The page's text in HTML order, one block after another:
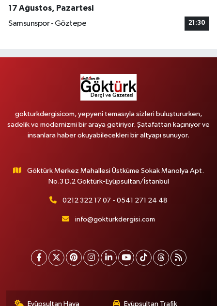
17 Ağustos, Pazartesi
Samsunspor - Göztepe
21:30
gokturkdergisicom, yepyeni temasıyla sizleri buluştururken,
sadelik ve modernizmi bir araya getiriyor. Şatafattan kaçınıyor ve
insanlara haber okuyabilecekleri bir altyapı sunuyor.
Göktürk Merkez Mahallesi Üstküme Sokak Manolya Apt.
No.3 D.2 Göktürk-Eyüpsultan/İstanbul
0212 322 17 07 - 0541 271 24 48
info@gokturkdergisi.com
Eyüpsultan Hava Eyüpsultan Trafik